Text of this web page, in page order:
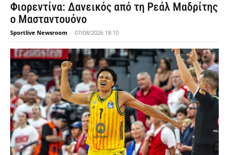
Φιορεντίνα: Δανεικός από τη Ρεάλ Μαδρίτης
ο Μασταντουόνο
Sportlive Newsroom - 07/08/2026 18:10